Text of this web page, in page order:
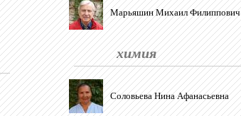
Марьяшин Михаил Филиппович
химия
Соловьева Нина Афанасьевна